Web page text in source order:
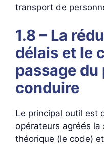
transport de
1.8 – La
délais et le
passage du
conduire
Le principal outil est
opérateurs agréés la
théorique (le code)